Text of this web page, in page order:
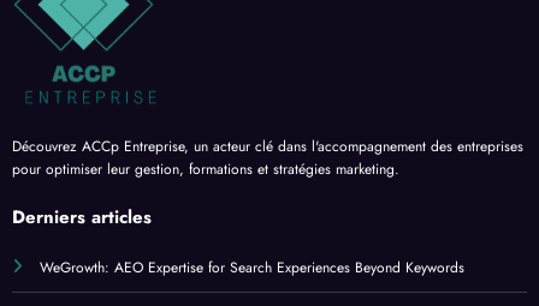
Découvrez ACCp Entreprise, un acteur clé dans l'accompagnement des entreprises
pour optimiser leur gestion, formations et stratégies marketing.
Derniers articles
WeGrowth: AEO Expertise for Search Experiences Beyond Keywords